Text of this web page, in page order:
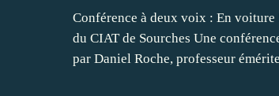
Conférence à deux voix : En voiture
du CIAT de Sourches Une
par Daniel Roche, professeur